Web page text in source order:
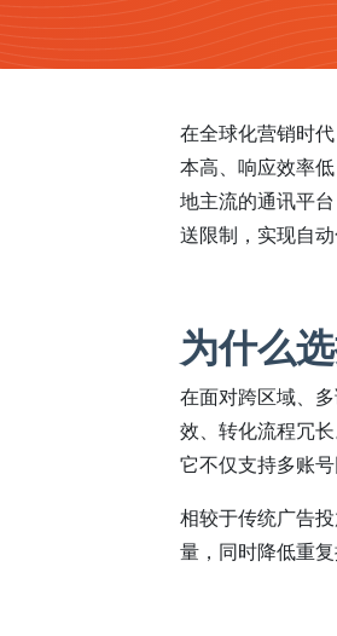
在全球化营销时
本高、响应效率
地主流的通讯平
送限制，实现自
为什么
在面对跨区域、
效、转化流程冗
它不仅支持多账
相较于传统广告
量，同时降低重